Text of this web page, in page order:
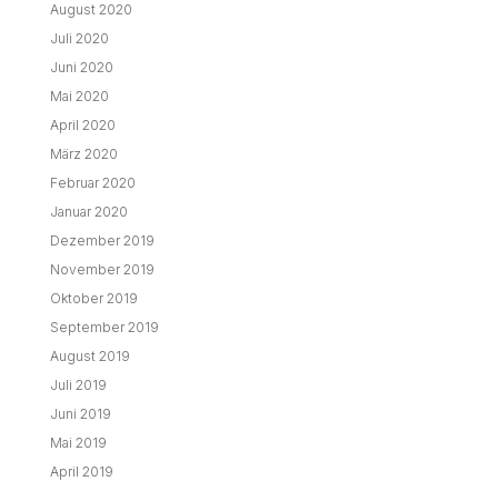
August 2020
Juli 2020
Juni 2020
Mai 2020
April 2020
März 2020
Februar 2020
Januar 2020
Dezember 2019
November 2019
Oktober 2019
September 2019
August 2019
Juli 2019
Juni 2019
Mai 2019
April 2019